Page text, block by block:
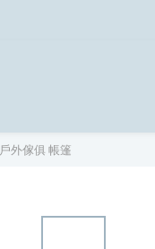
戶外傢俱 帳篷